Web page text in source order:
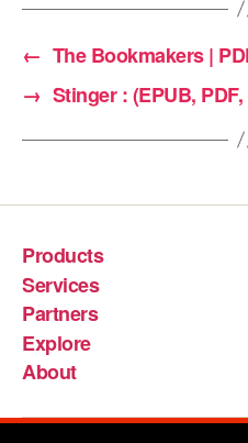
← The Bookmakers |
→ Stinger : (EPUB,
Products
Services
Partners
Explore
About